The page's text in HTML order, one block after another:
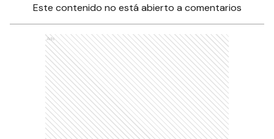
Este contenido no está abierto a comentarios
Ads